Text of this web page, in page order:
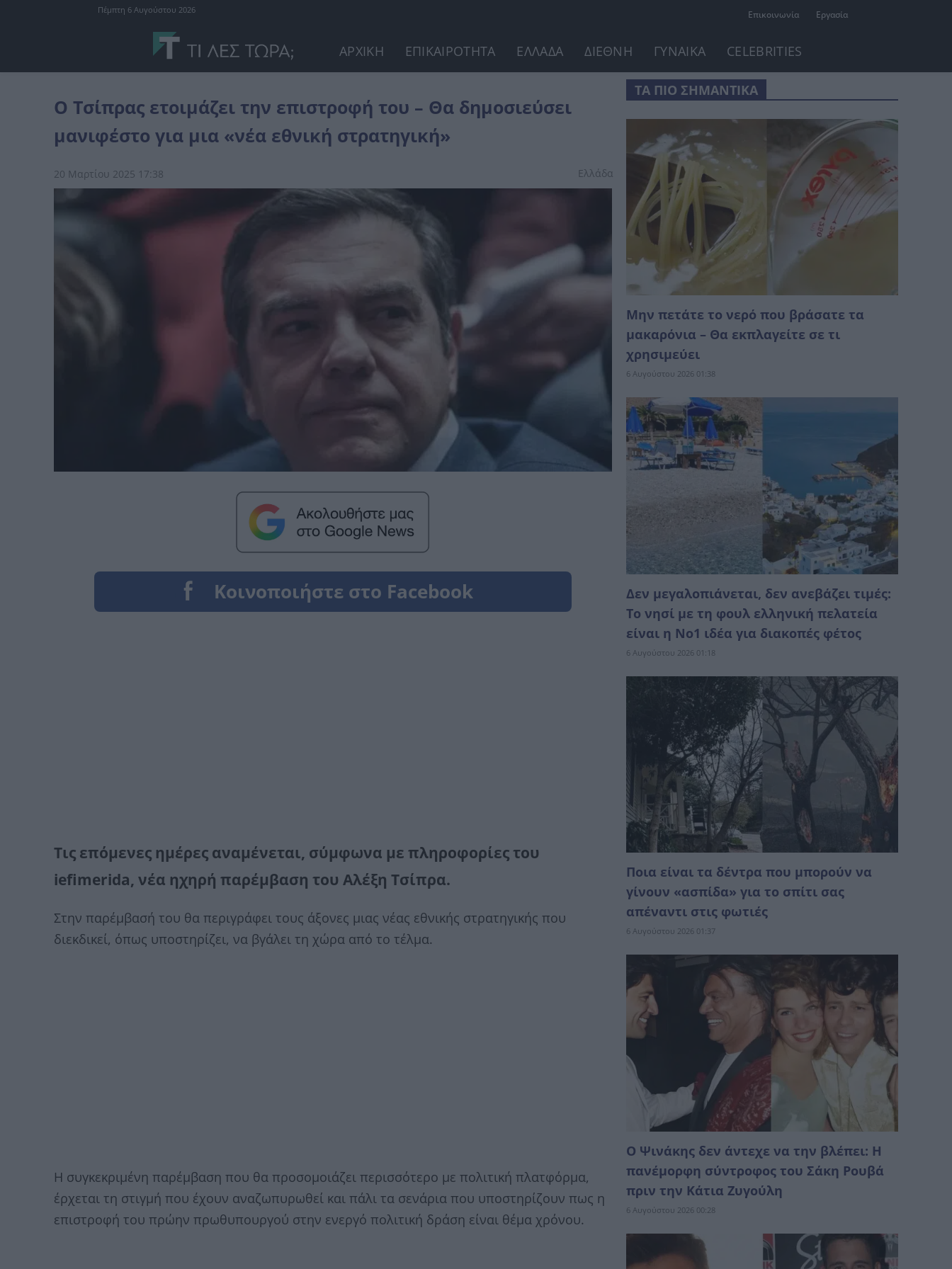
Επικοινωνία Εργασία
Πέμπτη 6 Αυγούστου 2026
ΑΡΧΙΚΗ ΕΠΙΚΑΙΡΟΤΗΤΑ ΕΛΛΑΔΑ ΔΙΕΘΝΗ ΓΥΝΑΙΚΑ CELEBRITIES
Ο Τσίπρας ετοιμάζει την επιστροφή του – Θα δημοσιεύσει
μανιφέστο για μια «νέα εθνική στρατηγική»
20 Μαρτίου 2025 17:38 Ελλάδα
Τις επόμενες ημέρες αναμένεται, σύμφωνα με πληροφορίες του
iefimerida, νέα ηχηρή παρέμβαση του Αλέξη Τσίπρα.
Στην παρέμβασή του θα περιγράφει τους άξονες μιας νέας εθνικής στρατηγικής που
διεκδικεί, όπως υποστηρίζει, να βγάλει τη χώρα από το τέλμα.
Η συγκεκριμένη παρέμβαση που θα προσομοιάζει περισσότερο με πολιτική πλατφόρμα,
έρχεται τη στιγμή που έχουν αναζωπυρωθεί και πάλι τα σενάρια που υποστηρίζουν πως η
επιστροφή του πρώην πρωθυπουργού στην ενεργό πολιτική δράση είναι θέμα χρόνου.
ΤΑ ΠΙΟ ΣΗΜΑΝΤΙΚΑ
Μην πετάτε το νερό που βράσατε τα
μακαρόνια – Θα εκπλαγείτε σε τι
χρησιμεύει
6 Αυγούστου 2026 01:38
Δεν μεγαλοπιάνεται, δεν ανεβάζει τιμές:
Το νησί με τη φουλ ελληνική πελατεία
είναι η No1 ιδέα για διακοπές φέτος
6 Αυγούστου 2026 01:18
Ποια είναι τα δέντρα που μπορούν να
γίνουν «ασπίδα» για το σπίτι σας
απέναντι στις φωτιές
6 Αυγούστου 2026 01:37
Ο Ψινάκης δεν άντεχε να την βλέπει: Η
πανέμορφη σύντροφος του Σάκη Ρουβά
πριν την Κάτια Ζυγούλη
6 Αυγούστου 2026 00:28